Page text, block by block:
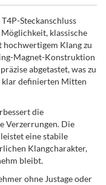
Steckanschluss
klassische
Klang zu
Magnet-Konstruktion
abgetastet, was zu
klar definierten Mitten
die
Verzerrungen. Die
eine stabile
Klangcharakter,
bleibt.
ohne Justage oder